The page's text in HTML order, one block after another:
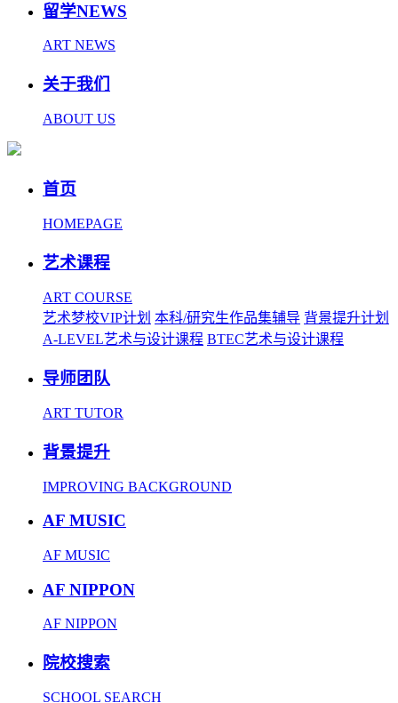
留学NEWS
ART NEWS
关于我们
ABOUT US
首页
HOMEPAGE
艺术课程
ART COURSE
艺术梦校VIP计划 本科/研究生作品集辅导 背景提升计划
A-LEVEL艺术与设计课程 BTEC艺术与设计课程
导师团队
ART TUTOR
背景提升
IMPROVING BACKGROUND
AF MUSIC
AF MUSIC
AF NIPPON
AF NIPPON
院校搜索
SCHOOL SEARCH